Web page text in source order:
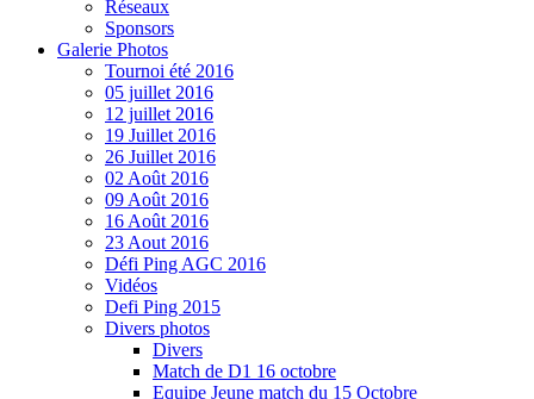
Réseaux
Sponsors
Galerie Photos
Tournoi été 2016
05 juillet 2016
12 juillet 2016
19 Juillet 2016
26 Juillet 2016
02 Août 2016
09 Août 2016
16 Août 2016
23 Aout 2016
Défi Ping AGC 2016
Vidéos
Defi Ping 2015
Divers photos
Divers
Match de D1 16 octobre
Equipe Jeune match du 15 Octobre